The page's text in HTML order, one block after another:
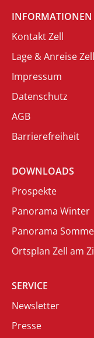
INFORMATIONEN
Kontakt Zell
Lage & Anreise Zell
Impressum
Datenschutz
AGB
Barrierefreiheit
DOWNLOADS
Prospekte
Panorama Winter
Panorama
Ortsplan Zell am
SERVICE
Newsletter
Presse